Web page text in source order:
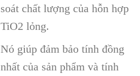
soát chất lượng của hỗn hợp
TiO2 lỏng.
Nó giúp đảm bảo tính đồng
nhất của sản phẩm và tính